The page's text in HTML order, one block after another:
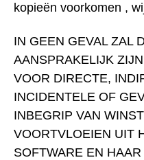
kopieën voorkomen ,
IN GEEN GEVAL ZAL
AANSPRAKELIJK
VOOR DIRECTE,
INCIDENTELE OF
INBEGRIP VAN
VOORTVLOEIEN UIT
SOFTWARE EN